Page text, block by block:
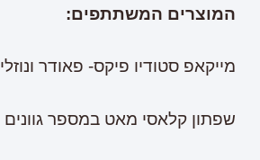
המוצרים המשתתפים:
מייקאפ סטודיו פיקס- פאודר ונוזלי
שפתון קלאסי מאט במספר גוונים